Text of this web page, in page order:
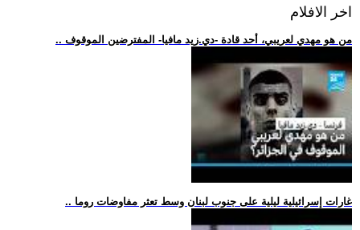
اخر الافلام
.. من هو مهدي لعريبي، أحد قادة -دي.زيد مافيا- المفترضين الموقوف
.. غارات إسرائيلية ليلية على جنوب لبنان وسط تعثر مفاوضات روما